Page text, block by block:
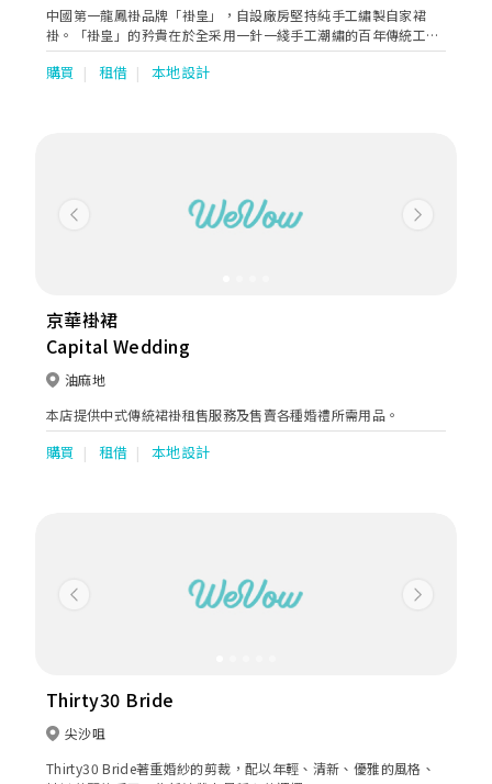
中國第一龍鳳褂品牌「褂皇」，自設廠房堅持純手工繡製自家裙
褂。「褂皇」的矜貴在於全采用一針一綫手工潮繡的百年傳統工藝
製作，匠心的執著承傳著愛，將如意吉祥與對新娘子的祝福繡在龍
鳯褂上。選用最頂級的用料及繡線，並保持着以純真絲緞為底面，
購買 租借 本地設計
Previous Next
京華褂裙
Capital Wedding
油麻地
本店提供中式傳統裙褂租售服務及售賣各種婚禮所需用品。
購買 租借 本地設計
Previous Next
Thirty30 Bride
尖沙咀
Thirty30 Bride著重婚紗的剪裁，配以年輕、清新、優雅的風格、